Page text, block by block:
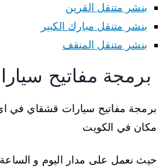
بنشر متنقل القرين
بنشر متنقل مبارك الكبير
بنشر متنقل المنقف
برمجة مفاتيح
برمجة مفاتيح سيارات قشقاي في
مكان في الكويت
حيث نعمل على مدار اليوم و